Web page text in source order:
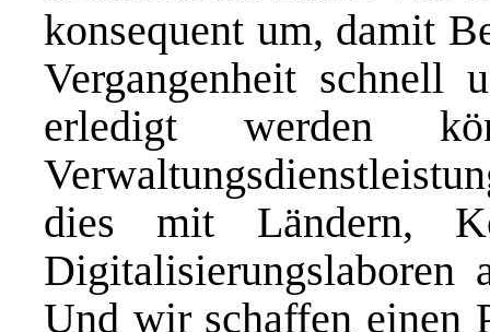
konsequent um, damit
Vergangenheit schnell
erledigt werden
dies mit Ländern,
Und wir schaffen einen